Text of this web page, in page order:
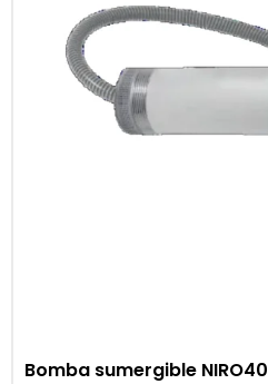
Bomba sumergible NIRO40